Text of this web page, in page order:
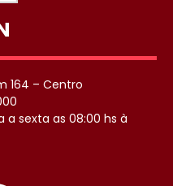
164 – Centro
a sexta as 08:00 hs à